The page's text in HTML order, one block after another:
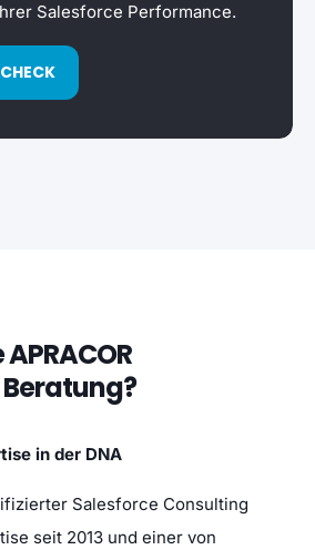
Salesforce Performance.
in der DNA
Salesforce Consulting
seit 2013 und einer von